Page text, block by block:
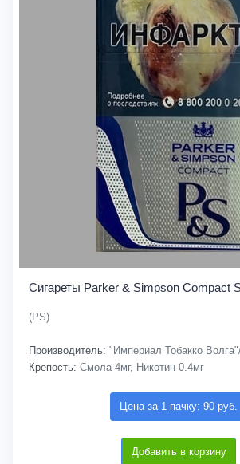
Сигареты Parker & Simpson Compact
(PS)
Производитель: "Империал Тобакко
Крепость: Смола-4мг, Никотин-0.4мг
Цена за 1 пачку: 90 руб.
Добавить в корзину